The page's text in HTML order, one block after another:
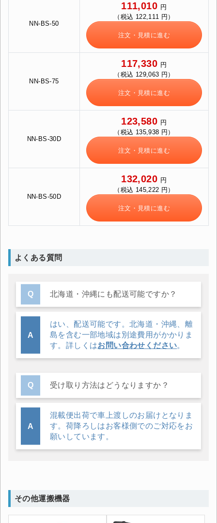
NN-BS-50
111,010 円
（税込 122,111 円）
注文・見積に進む
NN-BS-75
117,330 円
（税込 129,063 円）
注文・見積に進む
NN-BS-30D
123,580 円
（税込 135,938 円）
注文・見積に進む
NN-BS-50D
132,020 円
（税込 145,222 円）
注文・見積に進む
よくある質問
北海道・沖縄にも配送可能ですか？
はい、配送可能です。北海道・沖縄、離
島を含む一部地域は別途費用がかかりま
す。詳しくはお問い合わせください。
受け取り方法はどうなりますか？
混載便出荷で車上渡しのお届けとなりま
す。荷降ろしはお客様側でのご対応をお
願いしています。
その他運搬機器
カートへ進む
無料お見積する
お買い物を続ける